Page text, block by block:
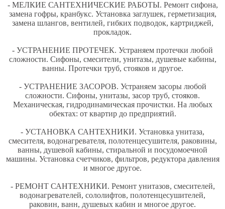
- МЕЛКИЕ САНТЕХНИЧЕСКИЕ РАБОТЫ. Ремонт сифона,
замена гофры, кранбукс. Установка заглушек, герметизация,
замена шлангов, вентилей, гибких подводок, картриджей,
прокладок.
- УСТРАНЕНИЕ ПРОТЕЧЕК. Устраняем протечки любой
сложности. Сифоны, смесители, унитазы, душевые кабины,
ванны. Протечки труб, стояков и другое.
- УСТРАНЕНИЕ ЗАСОРОВ. Устраняем засоры любой
сложности. Сифоны, унитазы, засор труб, стояков.
Механическая, гидродинамическая прочистки. На любых
обектах: от квартир до предприятий.
- УСТАНОВКА САНТЕХНИКИ. Установка унитаза,
смесителя, водонагревателя, полотенцесушителя, раковины,
ванны, душевой кабины, стиральной и посудомоечной
машины. Установка счетчиков, фильтров, редуктора давления
и многое другое.
- РЕМОНТ САНТЕХНИКИ. Ремонт унитазов, смесителей,
водонагревателей, сололифтов, полотенцесушителей,
раковин, ванн, душевых кабин и многое другое.